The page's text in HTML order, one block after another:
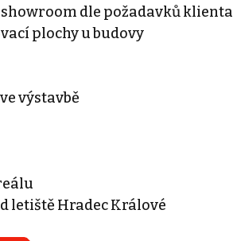
dle požadavků klienta
plochy u budovy
výstavbě
letiště Hradec Králové